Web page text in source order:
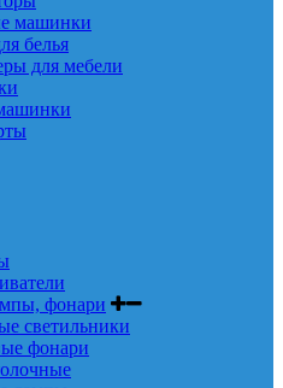
машинки
белья
для мебели
фонари
светильники
фонари